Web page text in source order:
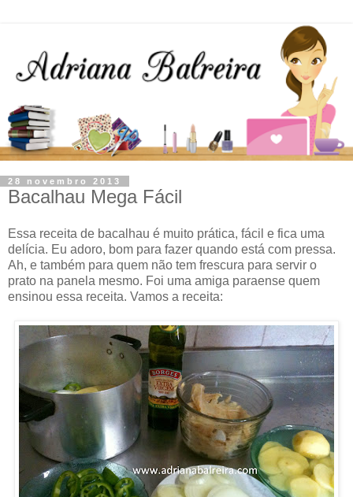
28 novembro 2013
Bacalhau Mega Fácil
Essa receita de bacalhau é muito prática, fácil e fica uma
delícia. Eu adoro, bom para fazer quando está com pressa.
Ah, e também para quem não tem frescura para servir o
prato na panela mesmo. Foi uma amiga paraense quem
ensinou essa receita. Vamos a receita: